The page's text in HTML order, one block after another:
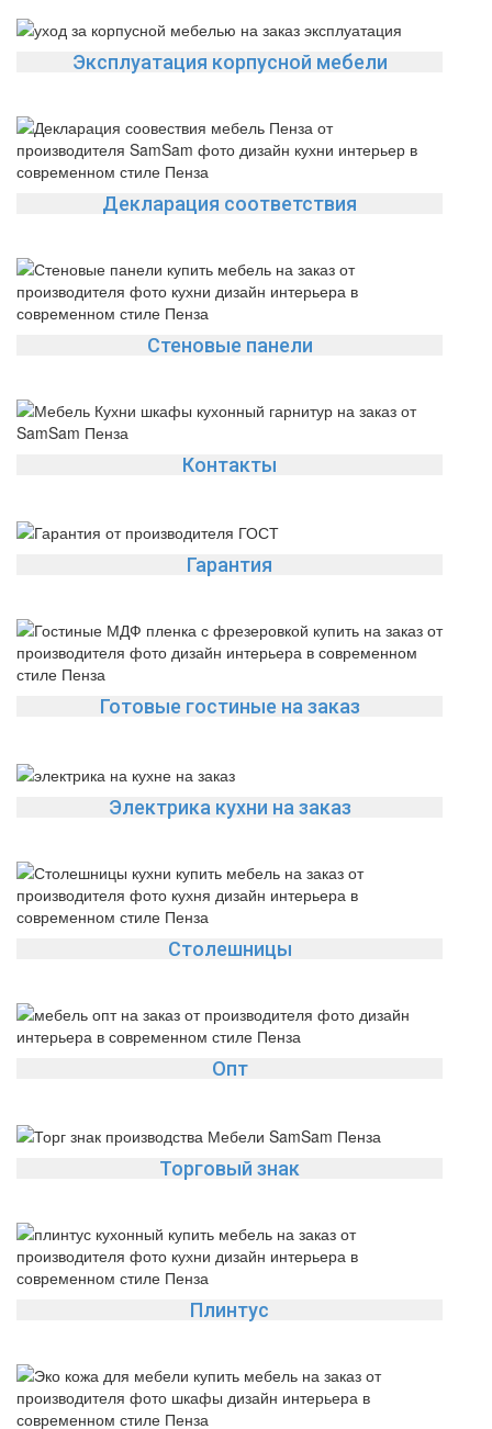
Эксплуатация корпусной мебели
Декларация соответствия
Стеновые панели
Контакты
Гарантия
Готовые гостиные на заказ
Электрика кухни на заказ
Столешницы
Опт
Торговый знак
Плинтус